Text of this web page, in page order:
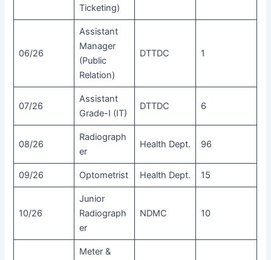
Ticketing)
06/26
Assistant
Manager
(Public
Relation)
DTTDC 1
07/26
Assistant
Grade-I (IT)
DTTDC 6
08/26
Radiograph
er
Health Dept. 96
09/26 Optometrist Health Dept. 15
10/26
Junior
Radiograph
er
NDMC 10
Meter &